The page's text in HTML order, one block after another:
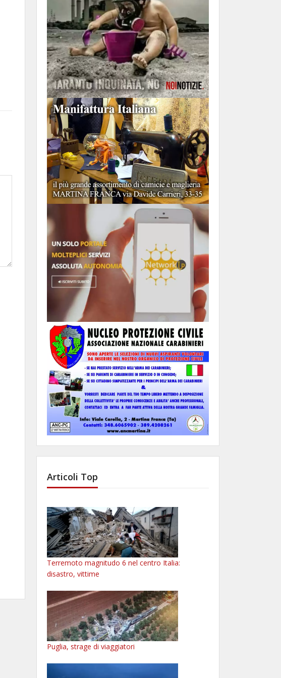
Articoli Top
Terremoto magnitudo 6 nel centro Italia:
disastro, vittime
Puglia, strage di viaggiatori